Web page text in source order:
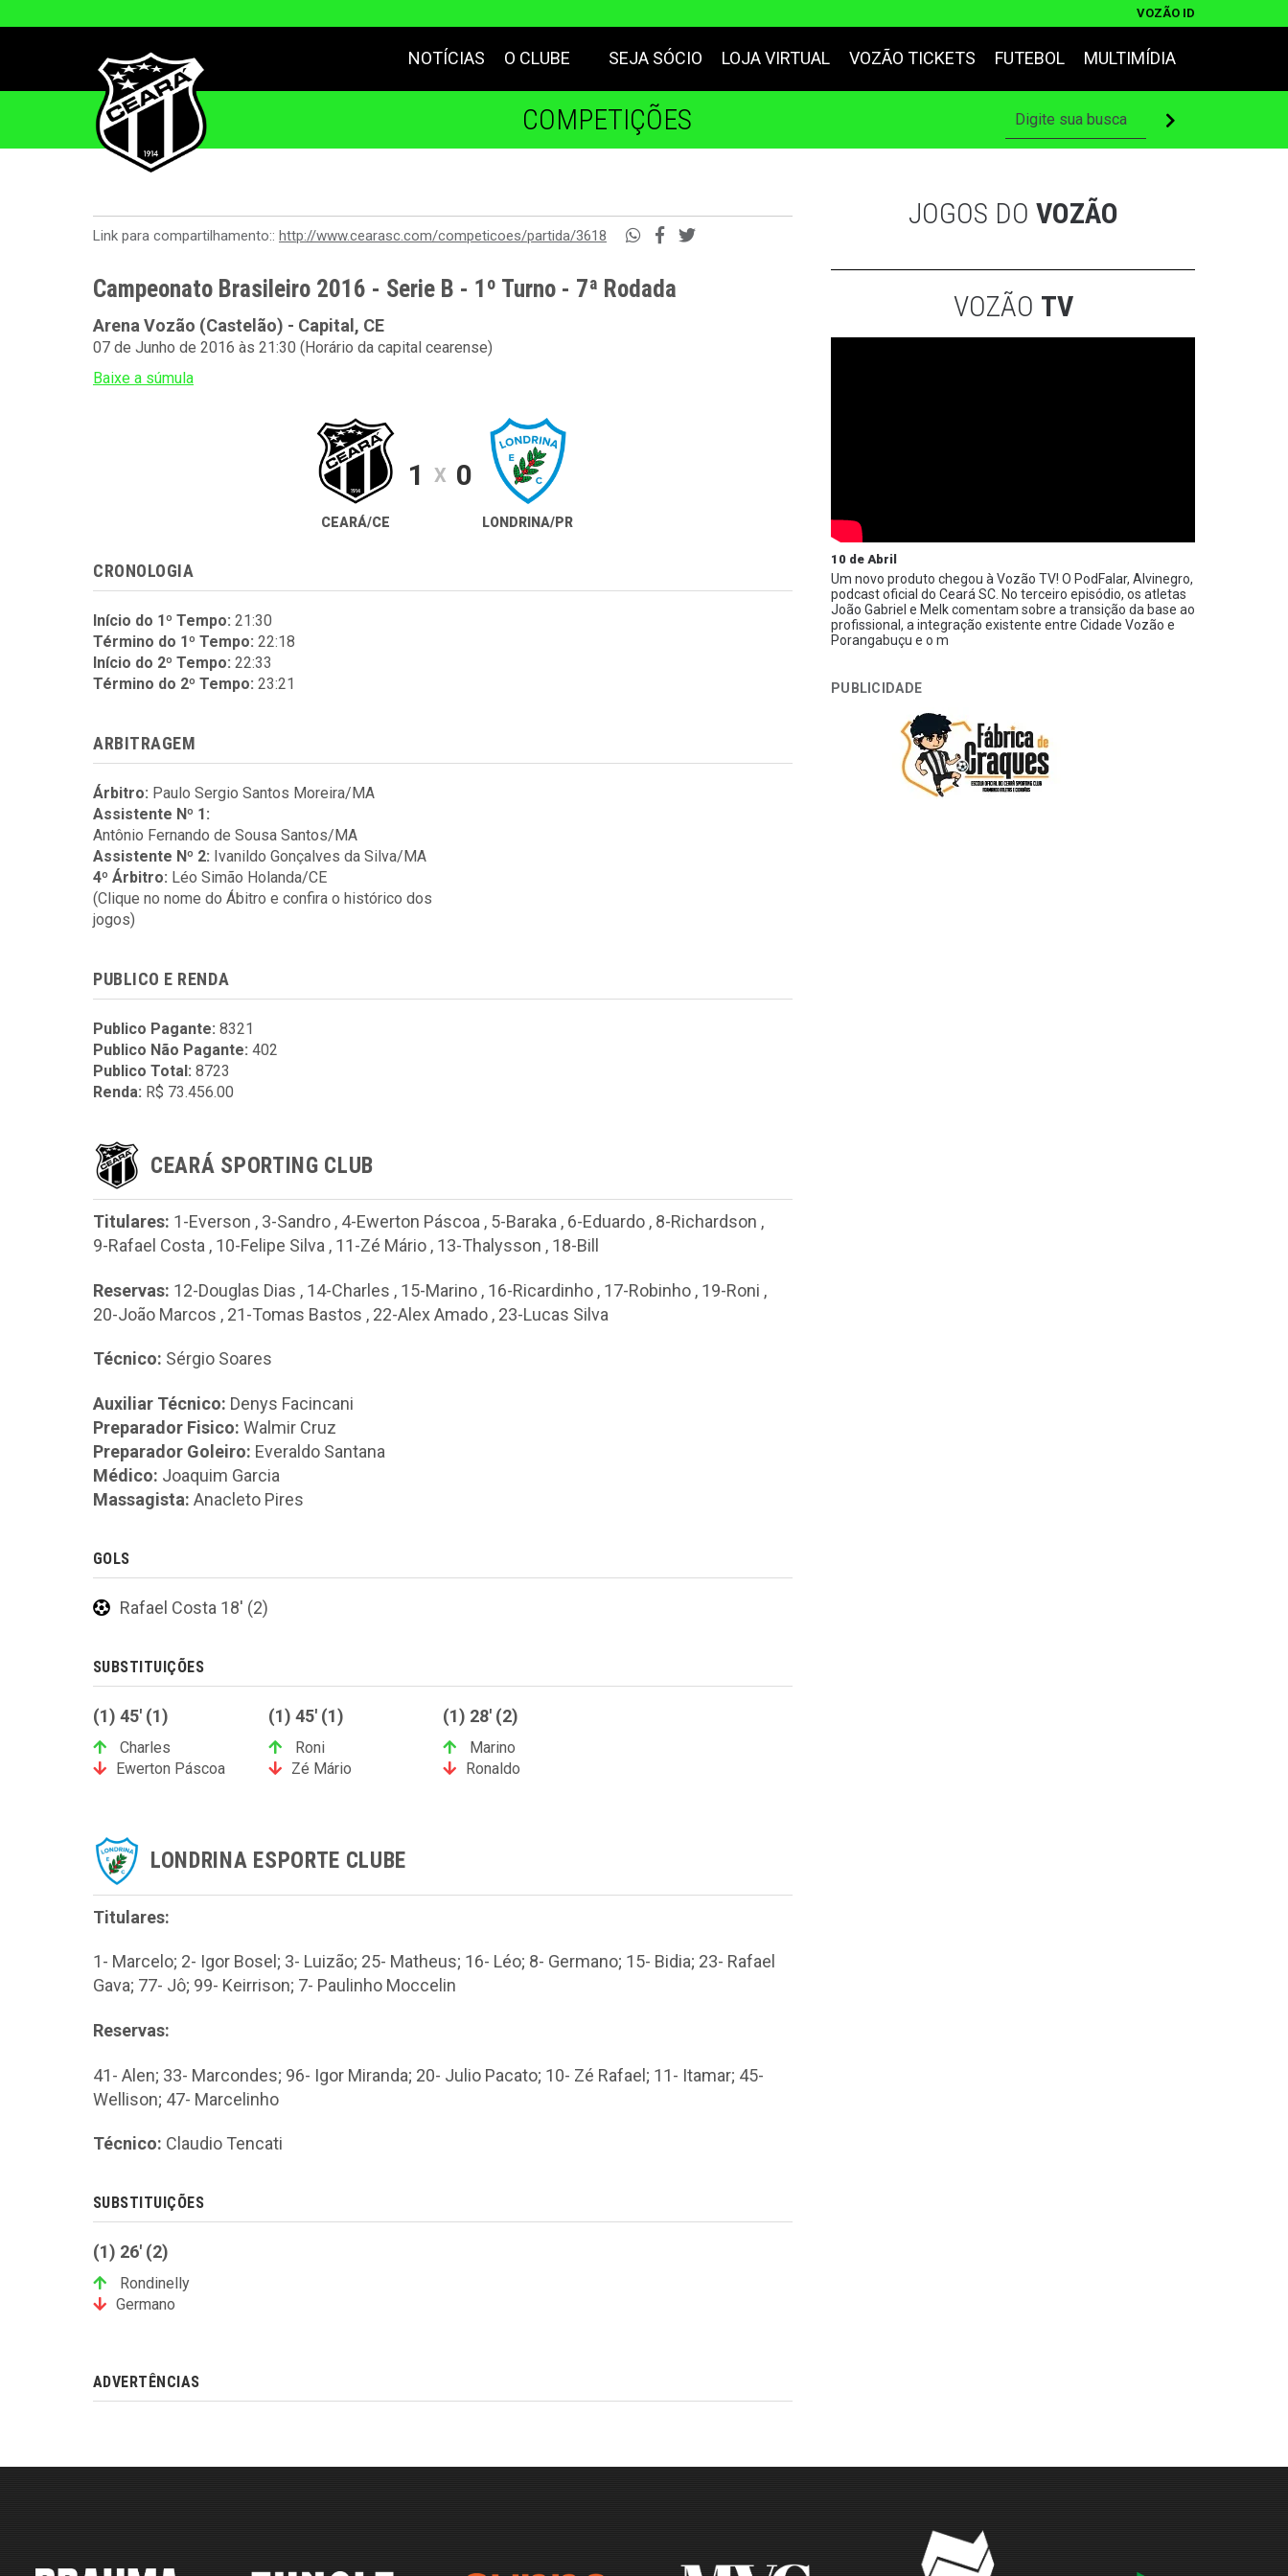
VOZÃO ID
NOTÍCIAS O CLUBE SEJA SÓCIO LOJA VIRTUAL VOZÃO TICKETS FUTEBOL MULTIMÍDIA
COMPETIÇÕES
Link para compartilhamento:: http://www.cearasc.com/competicoes/partida/3618
Campeonato Brasileiro 2016 - Serie B - 1º Turno - 7ª Rodada
Arena Vozão (Castelão) - Capital, CE
07 de Junho de 2016 às 21:30 (Horário da capital cearense)
Baixe a súmula
CEARÁ/CE
1 X 0
LONDRINA/PR
CRONOLOGIA
Início do 1º Tempo: 21:30
Término do 1º Tempo: 22:18
Início do 2º Tempo: 22:33
Término do 2º Tempo: 23:21
ARBITRAGEM
Árbitro: Paulo Sergio Santos Moreira/MA
Assistente Nº 1:
Antônio Fernando de Sousa Santos/MA
Assistente Nº 2: Ivanildo Gonçalves da Silva/MA
4º Árbitro: Léo Simão Holanda/CE
(Clique no nome do Ábitro e confira o histórico dos
jogos)
PUBLICO E RENDA
Publico Pagante: 8321
Publico Não Pagante: 402
Publico Total: 8723
Renda: R$ 73.456.00
CEARÁ SPORTING CLUB
Titulares: 1-Everson , 3-Sandro , 4-Ewerton Páscoa , 5-Baraka , 6-Eduardo , 8-Richardson ,
9-Rafael Costa , 10-Felipe Silva , 11-Zé Mário , 13-Thalysson , 18-Bill
Reservas: 12-Douglas Dias , 14-Charles , 15-Marino , 16-Ricardinho , 17-Robinho , 19-Roni ,
20-João Marcos , 21-Tomas Bastos , 22-Alex Amado , 23-Lucas Silva
Técnico: Sérgio Soares
Auxiliar Técnico: Denys Facincani
Preparador Fisico: Walmir Cruz
Preparador Goleiro: Everaldo Santana
Médico: Joaquim Garcia
Massagista: Anacleto Pires
GOLS
Rafael Costa 18' (2)
SUBSTITUIÇÕES
(1) 45' (1)
Charles
Ewerton Páscoa
(1) 45' (1)
Roni
Zé Mário
(1) 28' (2)
Marino
Ronaldo
LONDRINA ESPORTE CLUBE
Titulares:
1- Marcelo; 2- Igor Bosel; 3- Luizão; 25- Matheus; 16- Léo; 8- Germano; 15- Bidia; 23- Rafael
Gava; 77- Jô; 99- Keirrison; 7- Paulinho Moccelin
Reservas:
41- Alen; 33- Marcondes; 96- Igor Miranda; 20- Julio Pacato; 10- Zé Rafael; 11- Itamar; 45-
Wellison; 47- Marcelinho
Técnico: Claudio Tencati
SUBSTITUIÇÕES
(1) 26' (2)
Rondinelly
Germano
ADVERTÊNCIAS
JOGOS DO VOZÃO
VOZÃO TV
10 de Abril
Um novo produto chegou à Vozão TV! O PodFalar, Alvinegro,
podcast oficial do Ceará SC. No terceiro episódio, os atletas
João Gabriel e Melk comentam sobre a transição da base ao
profissional, a integração existente entre Cidade Vozão e
Porangabuçu e o m
PUBLICIDADE